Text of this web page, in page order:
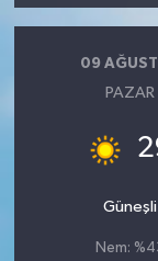
09
PAZAR
Güneşli
Nem: